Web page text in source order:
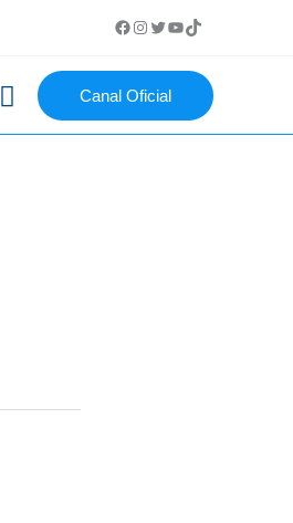
BuscarCanal Oficial